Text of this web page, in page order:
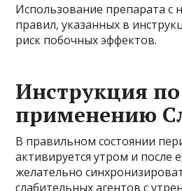
Использование препарата с
правил, указанных в
риск побочных эффектов.
Инструкция по
применению
В правильном состоянии
активируется утром и после
желательно
слабительных агентов с